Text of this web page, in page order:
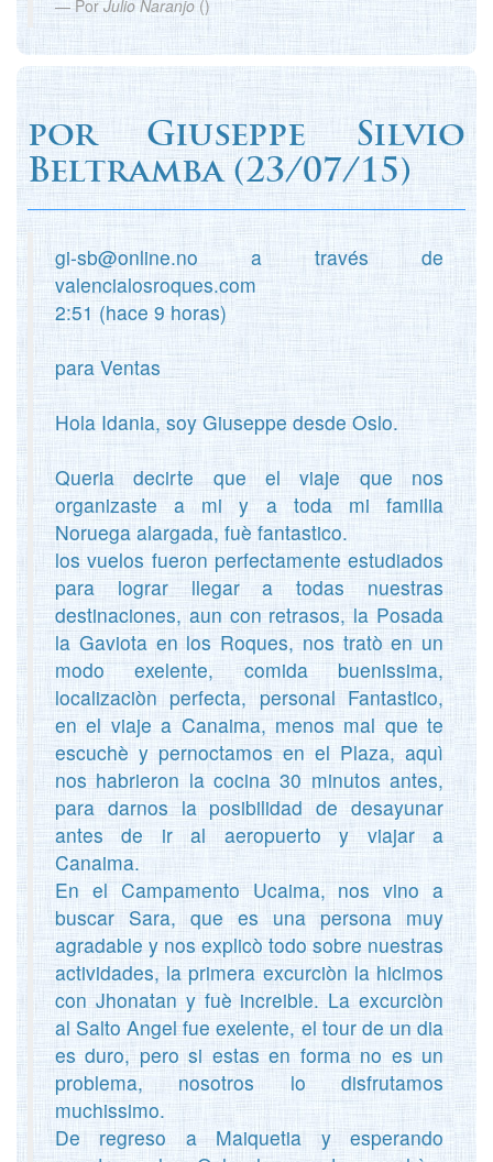
PorJulio Naranjo ()
porGiuseppe Silvio
Beltramba(23/07/15)
gi-sb@online.no a través de
valencialosroques.com
2:51 (hace 9 horas)
para Ventas
Hola Idania, soy Giuseppe desde Oslo.
Queria decirte que el viaje que nos
organizaste a mi y a toda mi familia
Noruega alargada, fuè fantastico.
los vuelos fueron perfectamente estudiados
para lograr llegar a todas nuestras
destinaciones, aun con retrasos, la Posada
la Gaviota en los Roques, nos tratò en un
modo exelente, comida buenissima,
localizaciòn perfecta, personal Fantastico,
en el viaje a Canaima, menos mal que te
escuchè y pernoctamos en el Plaza, aquì
nos habrieron la cocina 30 minutos antes,
para darnos la posibilidad de desayunar
antes de ir al aeropuerto y viajar a
Canaima.
En el Campamento Ucaima, nos vino a
buscar Sara, que es una persona muy
agradable y nos explicò todo sobre nuestras
actividades, la primera excurciòn la hicimos
con Jhonatan y fuè increible. La excurciòn
al Salto Angel fue exelente, el tour de un dia
es duro, pero si estas en forma no es un
problema, nosotros lo disfrutamos
muchissimo.
De regreso a Maiquetia y esperando